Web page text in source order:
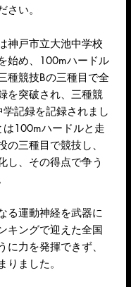
さい。
神戸市立大池中学校
始め、100mハードル
種競技Bの三種目で全
を突破され、三種競
記録を記録されまし
は100mハードルと走
の三種目で競技し、
し、その得点で争う
る運動神経を武器に
キングで迎えた全国
に力を発揮できず、
りました。